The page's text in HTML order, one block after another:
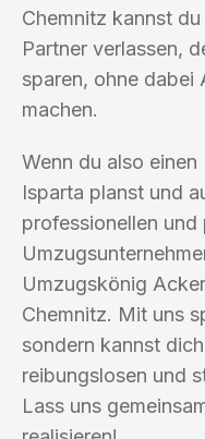
Chemnitz kannst
Partner verlassen,
sparen, ohne dabei
machen.
Wenn du also
Isparta planst und
professionellen und
Umzugskönig
Chemnitz. Mit uns
sondern kannst
reibungslosen und
Lass uns